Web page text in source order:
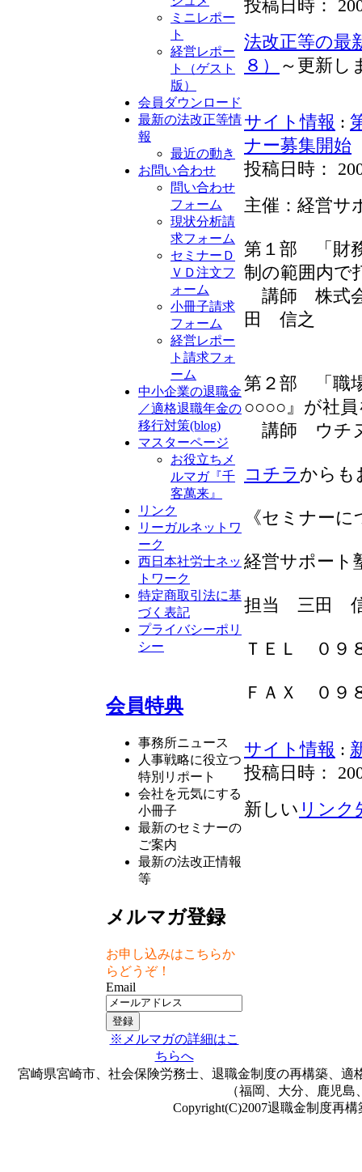
ミニレポー
ト
経営レポー
ト（ゲスト
版）
会員ダウンロード
最新の法改正等情
報
最近の動き
お問い合わせ
問い合わせ
フォーム
現状分析請
求フォーム
セミナーＤ
ＶＤ注文フ
ォーム
小冊子請求
フォーム
経営レポー
ト請求フォ
ーム
中小企業の退職金
／適格退職年金の
移行対策(blog)
マスターページ
お役立ちメ
ルマガ『千
客萬来』
リンク
リーガルネットワ
ーク
西日本社労士ネッ
トワーク
特定商取引法に基
づく表記
プライバシーポリ
シー
会員特典
事務所ニュース
人事戦略に役立つ
特別リポート
会社を元気にする
小冊子
最新のセミナーの
ご案内
最新の法改正情報
等
メルマガ登録
お申し込みはこちらか
らどうぞ！
Email
※メルマガの詳細はこ
ちらへ
投稿日時：
法改正等の最
８）
～更新し
サイト情報 :
ナー募集開始
投稿日時：
主催：経営サ
第１部 「財
制の範囲内で
講師 株式
田 信之
第２部 「職
○○○○』が社
講師 ウチ
コチラ からも
《セミナー
経営サポート
担当 三田
ＴＥＬ ０９
ＦＡＸ ０９
サイト情報 :
投稿日時：
新しい リンク
宮崎県宮崎市、社会保険労務士、退職金制度の再構築、
（福岡、大分、鹿児
Copyright(C)2007退職金制度再